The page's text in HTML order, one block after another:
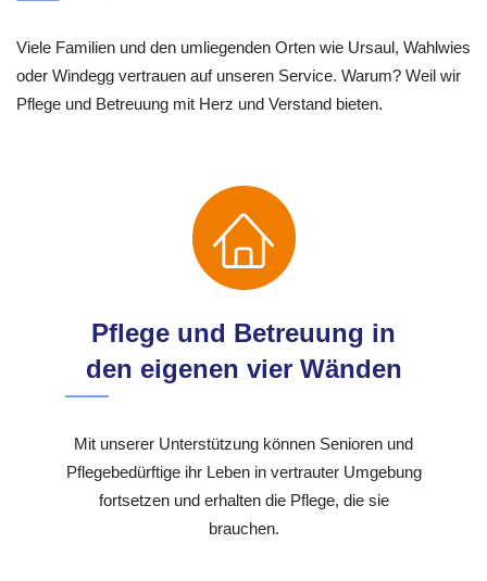
Viele Familien und den umliegenden Orten wie Ursaul, Wahlwies
oder Windegg vertrauen auf unseren Service. Warum? Weil wir
Pflege und Betreuung mit Herz und Verstand bieten.
Pflege und Betreuung in
den eigenen vier Wänden
Mit unserer Unterstützung können Senioren und
Pflegebedürftige ihr Leben in vertrauter Umgebung
fortsetzen und erhalten die Pflege, die sie
brauchen.